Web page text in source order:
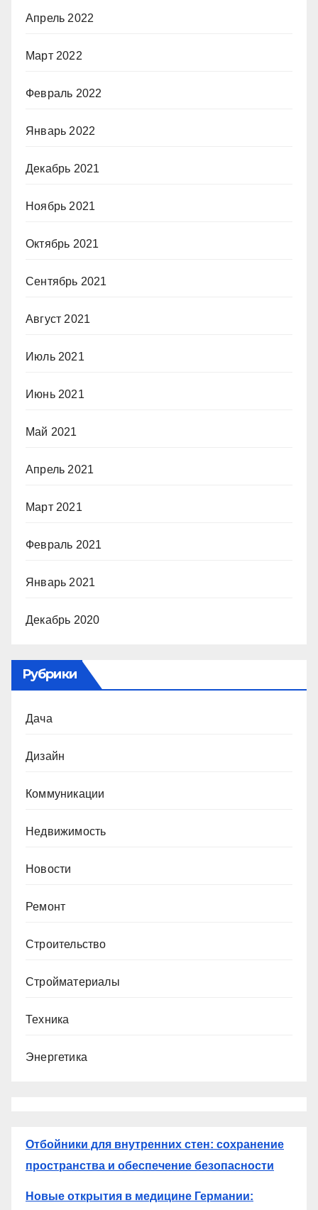
Апрель 2022
Март 2022
Февраль 2022
Январь 2022
Декабрь 2021
Ноябрь 2021
Октябрь 2021
Сентябрь 2021
Август 2021
Июль 2021
Июнь 2021
Май 2021
Апрель 2021
Март 2021
Февраль 2021
Январь 2021
Декабрь 2020
Рубрики
Дача
Дизайн
Коммуникации
Недвижимость
Новости
Ремонт
Строительство
Стройматериалы
Техника
Энергетика
Отбойники для внутренних стен: сохранение
пространства и обеспечение безопасности
Новые открытия в медицине Германии: